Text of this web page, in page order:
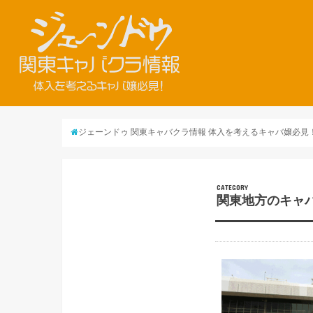
ジェーンドゥ 関東キャバクラ情報 体入を考えるキャバ嬢必見
CATEGORY
関東地方のキャ